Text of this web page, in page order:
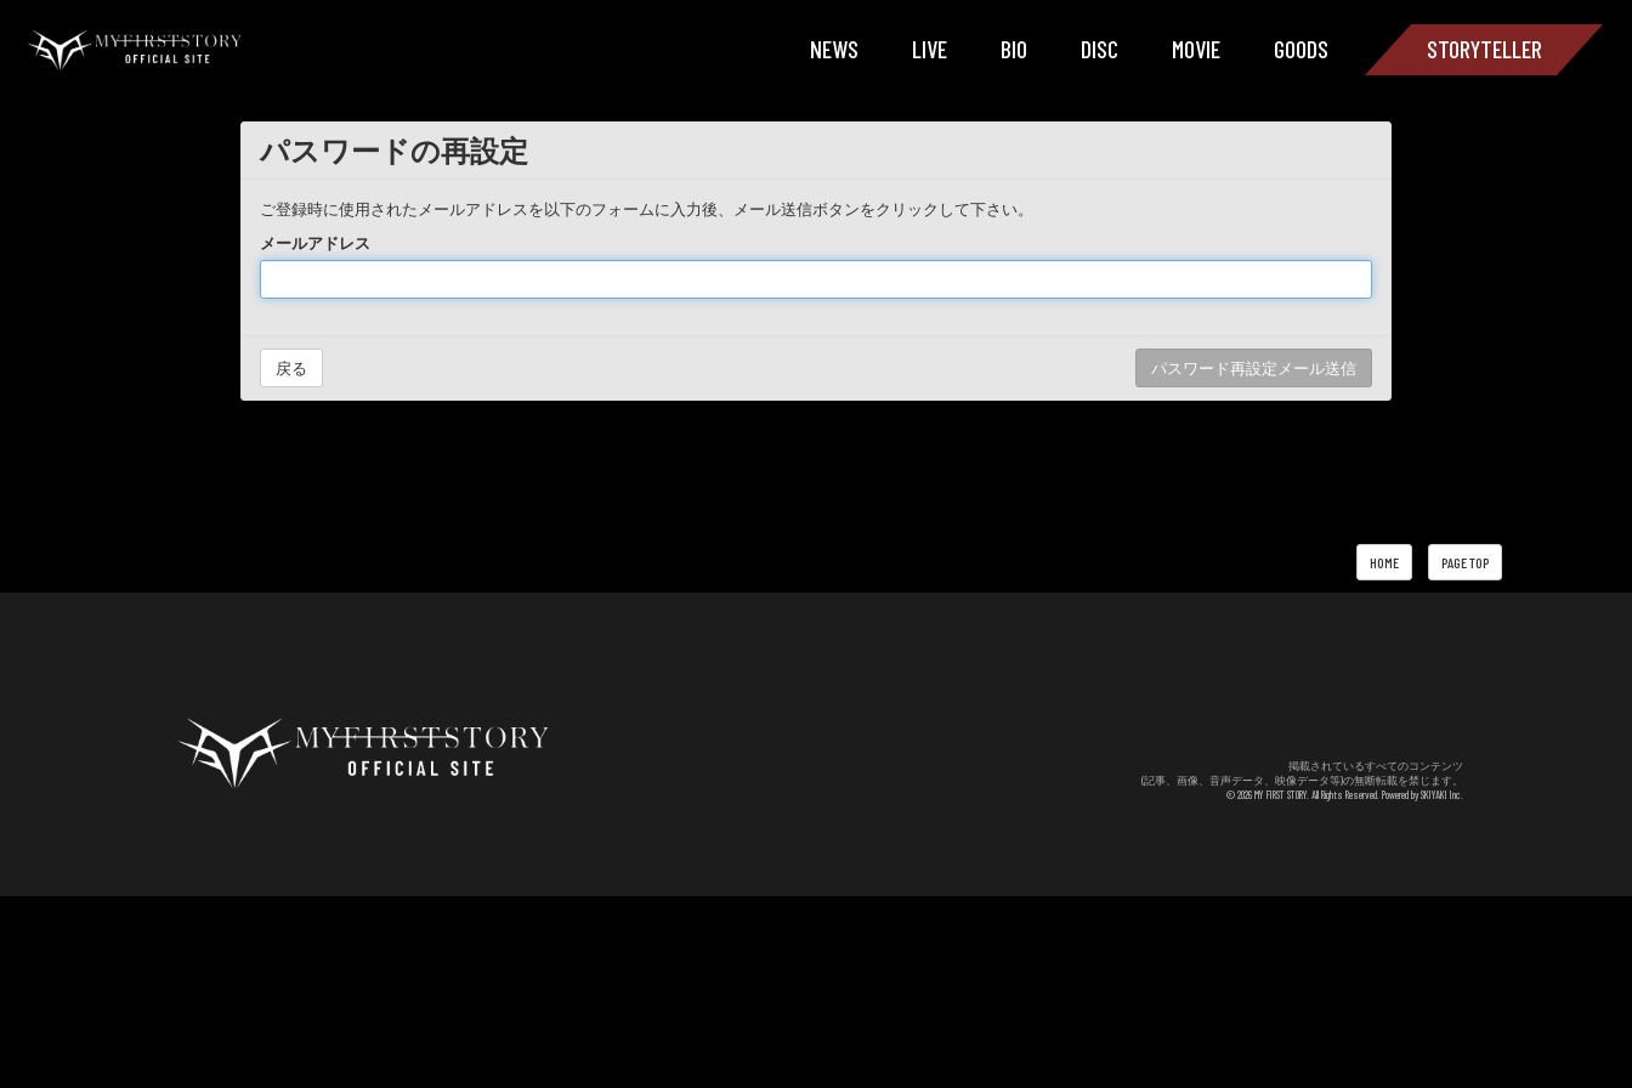
STORYTELLER
NEWS LIVE BIO DISC MOVIE GOODS
パスワードの再設定
ご登録時に使用されたメールアドレスを以下のフォームに入力後、メール送信ボタンをクリックして下さい。
メールアドレス
戻る
HOME PAGE TOP
掲載されているすべてのコンテンツ
(記事、画像、音声データ、映像データ等)の無断転載を禁じます。
© 2026 MY FIRST STORY. All Rights Reserved. Powered bySKIYAKI Inc.